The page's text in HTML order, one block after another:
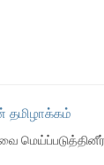
தமிழாக்கம்